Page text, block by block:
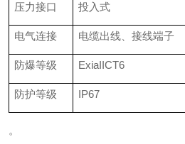
压力接口 投入式
电气连接 电缆出线、接线端子
防爆等级 ExiaIICT6
防护等级 IP67
。